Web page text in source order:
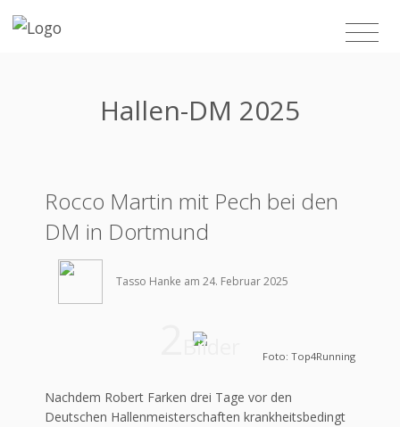
Hallen-DM 2025
Rocco Martin mit Pech bei den
DM in Dortmund
Tasso Hanke am 24. Februar 2025
Bilder Foto: Top4Running
Nachdem Robert Farken drei Tage vor den
Deutschen Hallenmeisterschaften krankheitsbedingt